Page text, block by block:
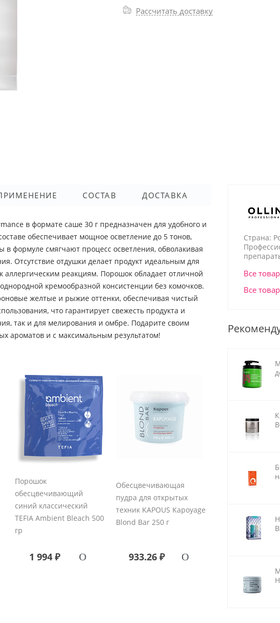
Рассчитать доставку
СОСТАВ ДОСТАВКА
в формате саше 30 г предназначен для удобного и
обеспечивает мощное осветление до 5 тонов,
формуле смягчают процесс осветления, обволакивая
Отсутствие отдушки делает продукт идеальным для
реакциям. Порошок обладает отличной
кремообразной консистенции без комочков.
желтые и рыжие оттенки, обеспечивая чистый
что гарантирует свежесть продукта и
так и для мелирования и омбре. Подарите своим
ароматов и с максимальным результатом!
Порошок
обесцвечивающий
синий классический
TEFIA Ambient Bleach 500
гр
1 994 ₽
Обесцвечивающая
пудра для открытых
техник KAPOUS Kapoyage
Blond Bar 250 г
933.26 ₽
Страна:
Все
Все